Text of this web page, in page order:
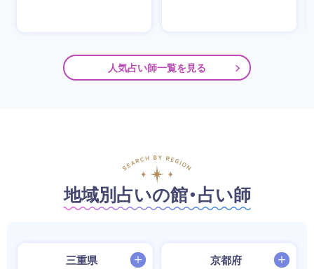
人気占い師一覧を見る
地域別占いの館・占い師
三重県 京都府